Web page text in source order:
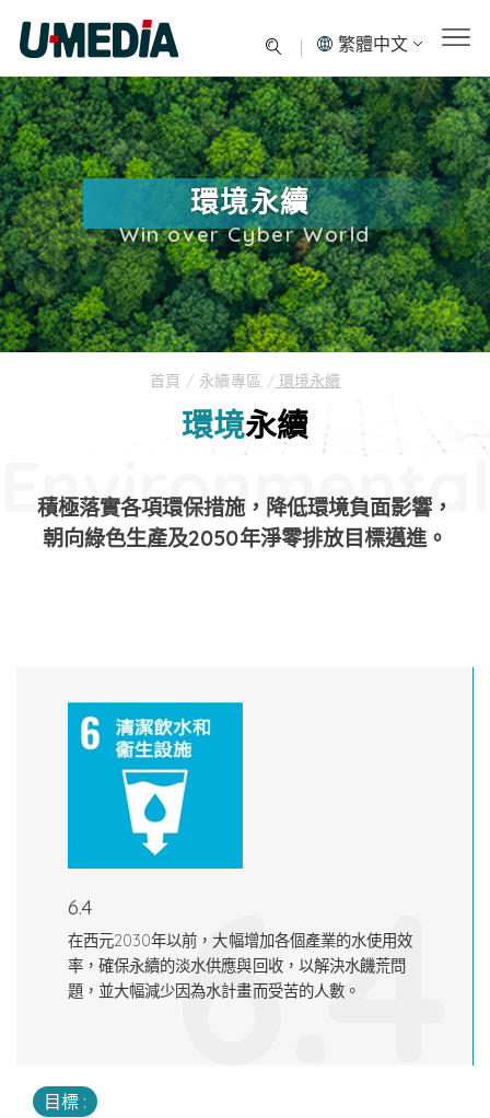
繁體中文
環境永續
Win over Cyber World
首頁 / 永續專區 / 環境永續
環境永續
積極落實各項環保措施，降低環境負面影響，
朝向綠色生產及2050年淨零排放目標邁進。
Environmental
6.4
在西元2030年以前，大幅增加各個產業的水使用效
率，確保永續的淡水供應與回收，以解決水饑荒問
題，並大幅減少因為水計畫而受苦的人數。
6.4
目標 :